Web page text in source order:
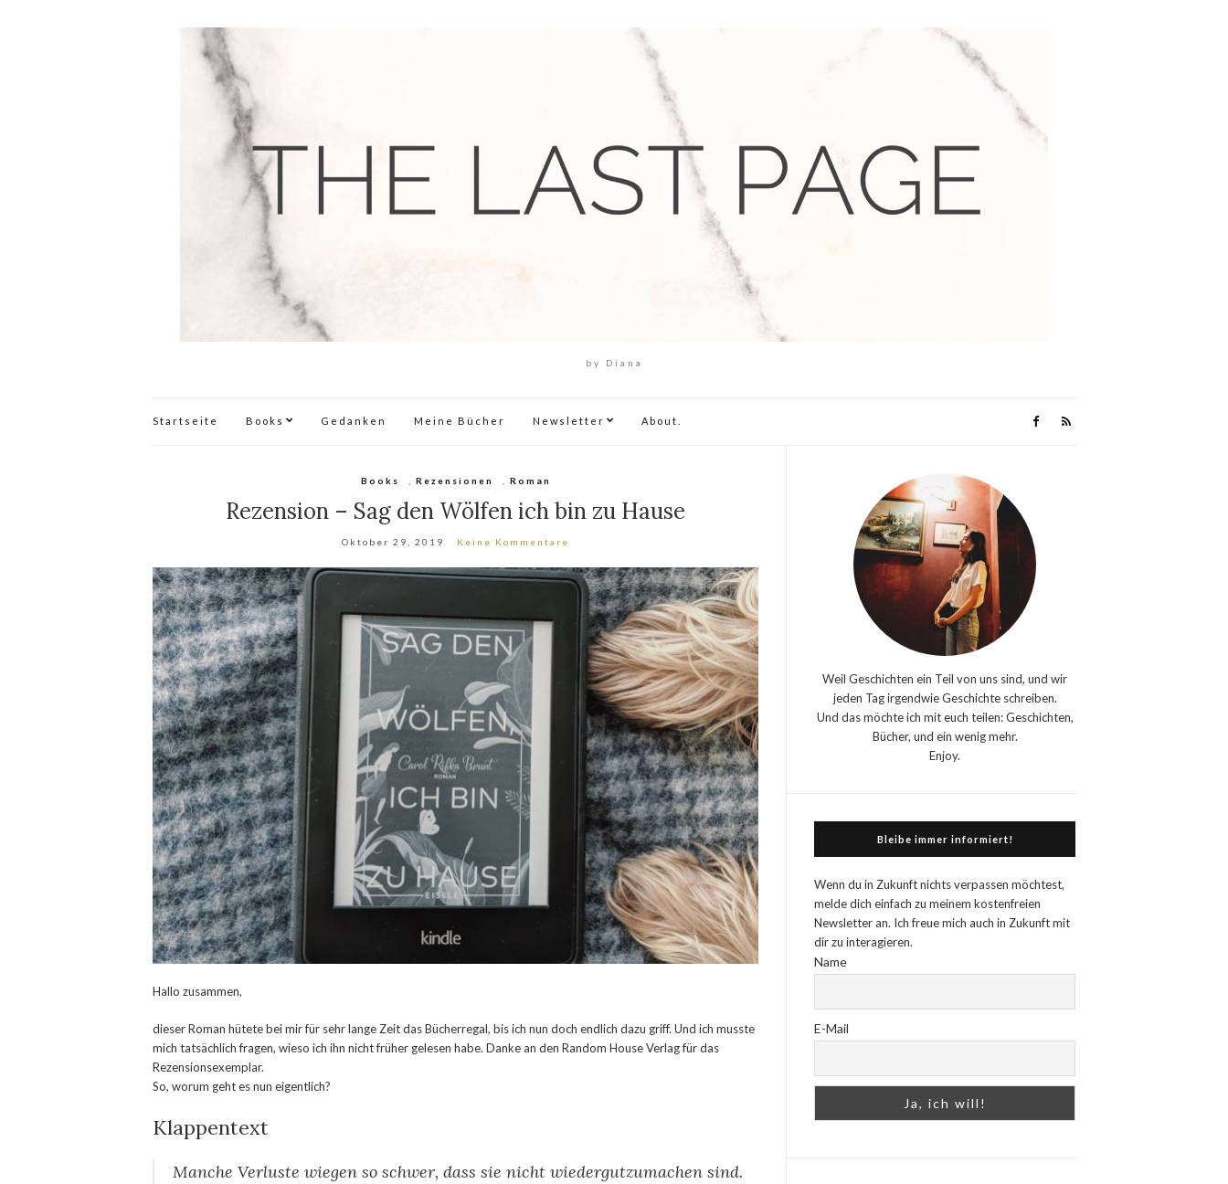
by Diana
Startseite Books Gedanken Meine Bücher Newsletter About.
Books Rezensionen Roman
Rezension – Sag den Wölfen ich bin zu Hause
Oktober 29, 2019 Keine Kommentare
Hallo zusammen,
dieser Roman hütete bei mir für sehr lange Zeit das Bücherregal, bis ich nun doch endlich dazu griff. Und ich musste
mich tatsächlich fragen, wieso ich ihn nicht früher gelesen habe. Danke an den Random House Verlag für das
Rezensionsexemplar.
So, worum geht es nun eigentlich?
Klappentext
Manche Verluste wiegen so schwer, dass sie nicht wiedergutzumachen sind.
Weil Geschichten ein Teil von uns sind, und wir
jeden Tag irgendwie Geschichte schreiben.
Und das möchte ich mit euch teilen: Geschichten,
Bücher, und ein wenig mehr.
Enjoy.
Bleibe immer informiert!
Wenn du in Zukunft nichts verpassen möchtest,
melde dich einfach zu meinem kostenfreien
Newsletter an. Ich freue mich auch in Zukunft mit
dir zu interagieren.
Name
E-Mail